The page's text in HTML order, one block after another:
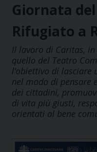
Giornata del
Rifugiato a
Il lavoro di Caritas,
quello del Teatro
l’obiettivo di lasciare
nel modo di pensare
dei cittadini,
di vita più giusti,
orientati al bene